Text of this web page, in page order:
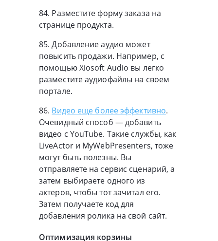
84. Разместите форму заказа на
странице продукта.
85. Добавление аудио может
повысить продажи. Например, с
помощью Xiosoft Audio вы легко
разместите аудиофайлы на своем
портале.
86. Видео еще более эффективно.
Очевидный способ — добавить
видео с YouTube. Такие службы, как
LiveActor и MyWebPresenters, тоже
могут быть полезны. Вы
отправляете на сервис сценарий, а
затем выбираете одного из
актеров, чтобы тот зачитал его.
Затем получаете код для
добавления ролика на свой сайт.
Оптимизация корзины